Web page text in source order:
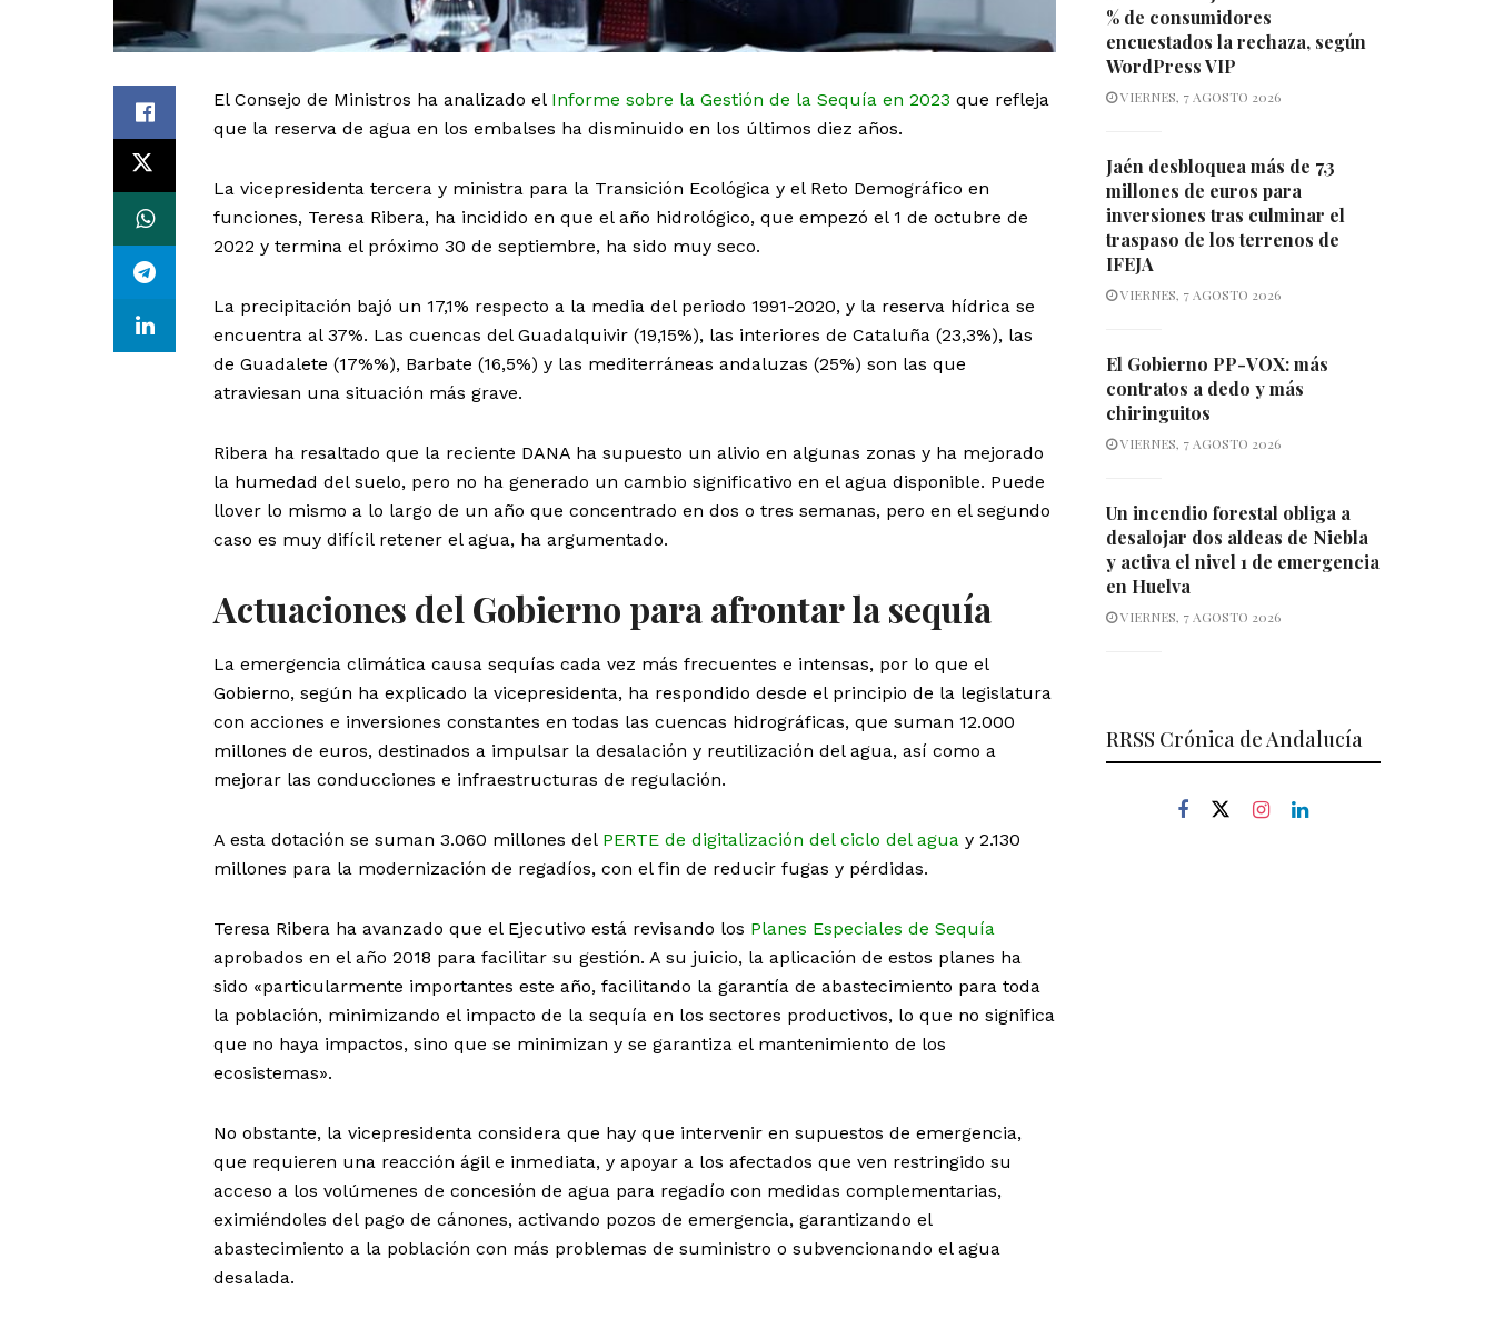
El Consejo de Ministros ha analizado el Informe sobre la Gestión de la Sequía en 2023 que refleja
que la reserva de agua en los embalses ha disminuido en los últimos diez años.
La vicepresidenta tercera y ministra para la Transición Ecológica y el Reto Demográfico en
funciones, Teresa Ribera, ha incidido en que el año hidrológico, que empezó el 1 de octubre de
2022 y termina el próximo 30 de septiembre, ha sido muy seco.
La precipitación bajó un 17,1% respecto a la media del periodo 1991-2020, y la reserva hídrica se
encuentra al 37%. Las cuencas del Guadalquivir (19,15%), las interiores de Cataluña (23,3%), las
de Guadalete (17%%), Barbate (16,5%) y las mediterráneas andaluzas (25%) son las que
atraviesan una situación más grave.
Ribera ha resaltado que la reciente DANA ha supuesto un alivio en algunas zonas y ha mejorado
la humedad del suelo, pero no ha generado un cambio significativo en el agua disponible. Puede
llover lo mismo a lo largo de un año que concentrado en dos o tres semanas, pero en el segundo
caso es muy difícil retener el agua, ha argumentado.
Actuaciones del Gobierno para afrontar la sequía
La emergencia climática causa sequías cada vez más frecuentes e intensas, por lo que el
Gobierno, según ha explicado la vicepresidenta, ha respondido desde el principio de la legislatura
con acciones e inversiones constantes en todas las cuencas hidrográficas, que suman 12.000
millones de euros, destinados a impulsar la desalación y reutilización del agua, así como a
mejorar las conducciones e infraestructuras de regulación.
A esta dotación se suman 3.060 millones del PERTE de digitalización del ciclo del agua y 2.130
millones para la modernización de regadíos, con el fin de reducir fugas y pérdidas.
Teresa Ribera ha avanzado que el Ejecutivo está revisando los Planes Especiales de Sequía
aprobados en el año 2018 para facilitar su gestión. A su juicio, la aplicación de estos planes ha
sido «particularmente importantes este año, facilitando la garantía de abastecimiento para toda
la población, minimizando el impacto de la sequía en los sectores productivos, lo que no significa
que no haya impactos, sino que se minimizan y se garantiza el mantenimiento de los
ecosistemas».
No obstante, la vicepresidenta considera que hay que intervenir en supuestos de emergencia,
que requieren una reacción ágil e inmediata, y apoyar a los afectados que ven restringido su
acceso a los volúmenes de concesión de agua para regadío con medidas complementarias,
eximiéndoles del pago de cánones, activando pozos de emergencia, garantizando el
abastecimiento a la población con más problemas de suministro o subvencionando el agua
desalada.
% de consumidores
encuestados la rechaza, según
WordPress VIP
VIERNES, 7 AGOSTO 2026
Jaén desbloquea más de 7,3
millones de euros para
inversiones tras culminar el
traspaso de los terrenos de
IFEJA
VIERNES, 7 AGOSTO 2026
El Gobierno PP-VOX: más
contratos a dedo y más
chiringuitos
VIERNES, 7 AGOSTO 2026
Un incendio forestal obliga a
desalojar dos aldeas de Niebla
y activa el nivel 1 de emergencia
en Huelva
VIERNES, 7 AGOSTO 2026
RRSS Crónica de Andalucía